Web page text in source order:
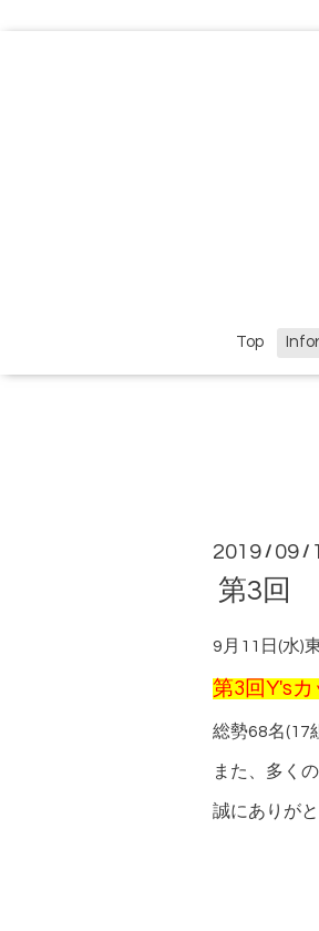
Top
2019 / 09 /
第3回
9月11日(水)
第3回Y'sカ
総勢68名(17
また、多く
誠にありが